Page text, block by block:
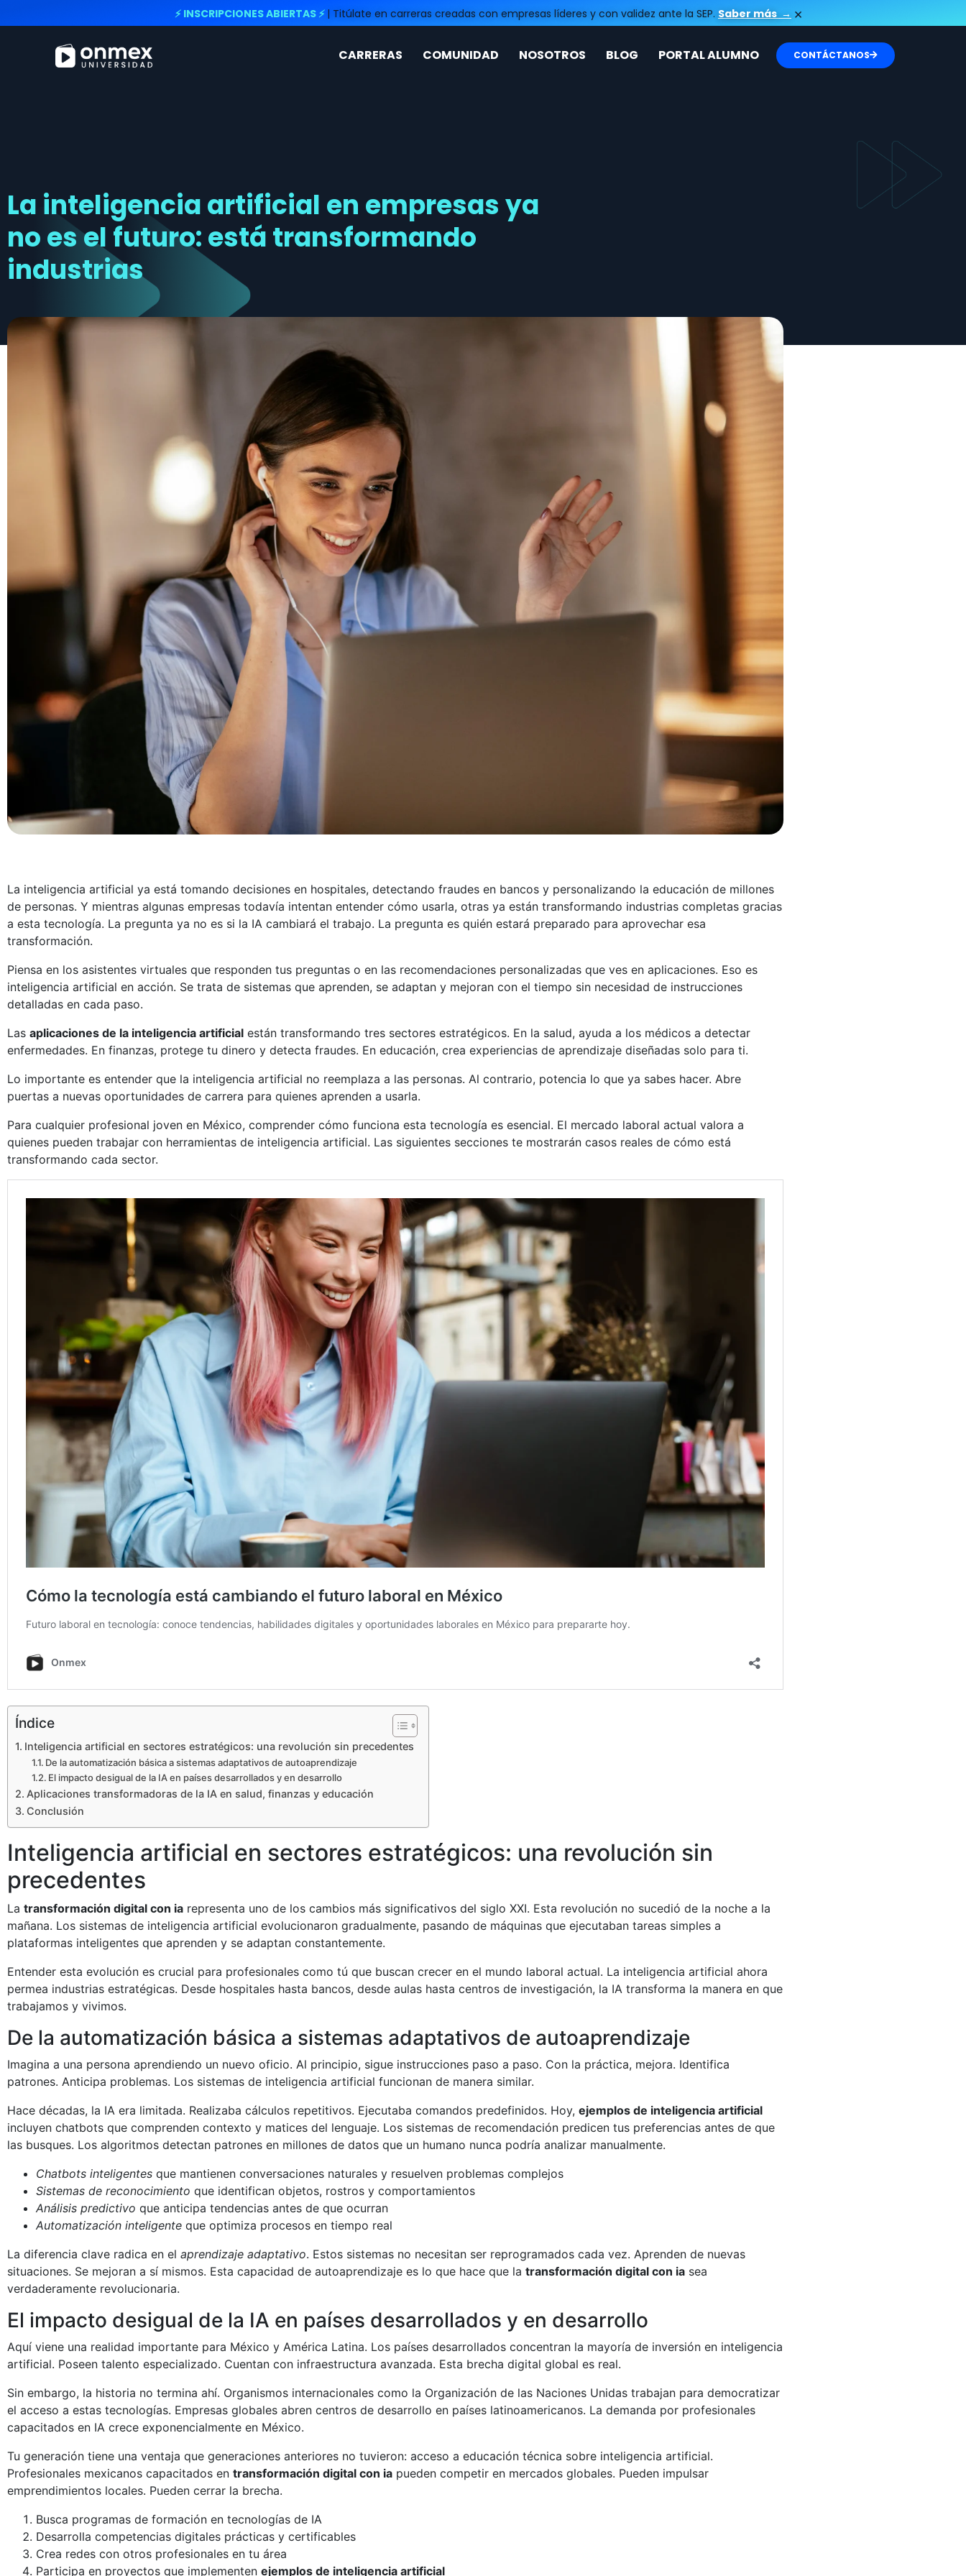
⚡ INSCRIPCIONES ABIERTAS ⚡ | Titúlate en carreras creadas con empresas líderes y con validez ante la SEP. Saber más → ×
CARRERAS COMUNIDAD NOSOTROS BLOG PORTAL ALUMNO CONTÁCTANOS
La inteligencia artificial en empresas ya
no es el futuro: está transformando
industrias
La inteligencia artificial ya está tomando decisiones en hospitales, detectando fraudes en bancos y personalizando la educación de millones
de personas. Y mientras algunas empresas todavía intentan entender cómo usarla, otras ya están transformando industrias completas gracias
a esta tecnología. La pregunta ya no es si la IA cambiará el trabajo. La pregunta es quién estará preparado para aprovechar esa
transformación.
Piensa en los asistentes virtuales que responden tus preguntas o en las recomendaciones personalizadas que ves en aplicaciones. Eso es
inteligencia artificial en acción. Se trata de sistemas que aprenden, se adaptan y mejoran con el tiempo sin necesidad de instrucciones
detalladas en cada paso.
Las aplicaciones de la inteligencia artificial están transformando tres sectores estratégicos. En la salud, ayuda a los médicos a detectar
enfermedades. En finanzas, protege tu dinero y detecta fraudes. En educación, crea experiencias de aprendizaje diseñadas solo para ti.
Lo importante es entender que la inteligencia artificial no reemplaza a las personas. Al contrario, potencia lo que ya sabes hacer. Abre
puertas a nuevas oportunidades de carrera para quienes aprenden a usarla.
Para cualquier profesional joven en México, comprender cómo funciona esta tecnología es esencial. El mercado laboral actual valora a
quienes pueden trabajar con herramientas de inteligencia artificial. Las siguientes secciones te mostrarán casos reales de cómo está
transformando cada sector.
Índice
Inteligencia artificial en sectores estratégicos: una revolución sin precedentes
De la automatización básica a sistemas adaptativos de autoaprendizaje
El impacto desigual de la IA en países desarrollados y en desarrollo
Aplicaciones transformadoras de la IA en salud, finanzas y educación
Conclusión
Inteligencia artificial en sectores estratégicos: una revolución sin
precedentes
La transformación digital con ia representa uno de los cambios más significativos del siglo XXI. Esta revolución no sucedió de la noche a la
mañana. Los sistemas de inteligencia artificial evolucionaron gradualmente, pasando de máquinas que ejecutaban tareas simples a
plataformas inteligentes que aprenden y se adaptan constantemente.
Entender esta evolución es crucial para profesionales como tú que buscan crecer en el mundo laboral actual. La inteligencia artificial ahora
permea industrias estratégicas. Desde hospitales hasta bancos, desde aulas hasta centros de investigación, la IA transforma la manera en que
trabajamos y vivimos.
De la automatización básica a sistemas adaptativos de autoaprendizaje
Imagina a una persona aprendiendo un nuevo oficio. Al principio, sigue instrucciones paso a paso. Con la práctica, mejora. Identifica
patrones. Anticipa problemas. Los sistemas de inteligencia artificial funcionan de manera similar.
Hace décadas, la IA era limitada. Realizaba cálculos repetitivos. Ejecutaba comandos predefinidos. Hoy, ejemplos de inteligencia artificial
incluyen chatbots que comprenden contexto y matices del lenguaje. Los sistemas de recomendación predicen tus preferencias antes de que
las busques. Los algoritmos detectan patrones en millones de datos que un humano nunca podría analizar manualmente.
Chatbots inteligentes que mantienen conversaciones naturales y resuelven problemas complejos
Sistemas de reconocimiento que identifican objetos, rostros y comportamientos
Análisis predictivo que anticipa tendencias antes de que ocurran
Automatización inteligente que optimiza procesos en tiempo real
La diferencia clave radica en el aprendizaje adaptativo. Estos sistemas no necesitan ser reprogramados cada vez. Aprenden de nuevas
situaciones. Se mejoran a sí mismos. Esta capacidad de autoaprendizaje es lo que hace que la transformación digital con ia sea
verdaderamente revolucionaria.
El impacto desigual de la IA en países desarrollados y en desarrollo
Aquí viene una realidad importante para México y América Latina. Los países desarrollados concentran la mayoría de inversión en inteligencia
artificial. Poseen talento especializado. Cuentan con infraestructura avanzada. Esta brecha digital global es real.
Sin embargo, la historia no termina ahí. Organismos internacionales como la Organización de las Naciones Unidas trabajan para democratizar
el acceso a estas tecnologías. Empresas globales abren centros de desarrollo en países latinoamericanos. La demanda por profesionales
capacitados en IA crece exponencialmente en México.
Tu generación tiene una ventaja que generaciones anteriores no tuvieron: acceso a educación técnica sobre inteligencia artificial.
Profesionales mexicanos capacitados en transformación digital con ia pueden competir en mercados globales. Pueden impulsar
emprendimientos locales. Pueden cerrar la brecha.
Busca programas de formación en tecnologías de IA
Desarrolla competencias digitales prácticas y certificables
Crea redes con otros profesionales en tu área
Participa en proyectos que implementen ejemplos de inteligencia artificial